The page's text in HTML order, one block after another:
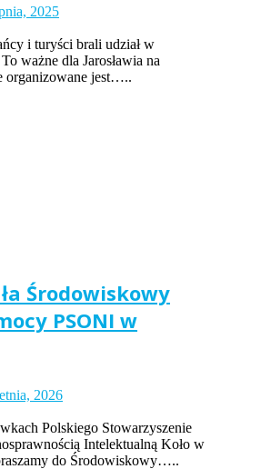
2025
i turyści brali udział w
ważne dla Jarosławia na
organizowane jest…..
Środowiskowy
PSONI w
2026
Polskiego Stowarzyszenie
Intelektualną Koło w
do Środowiskowy…..